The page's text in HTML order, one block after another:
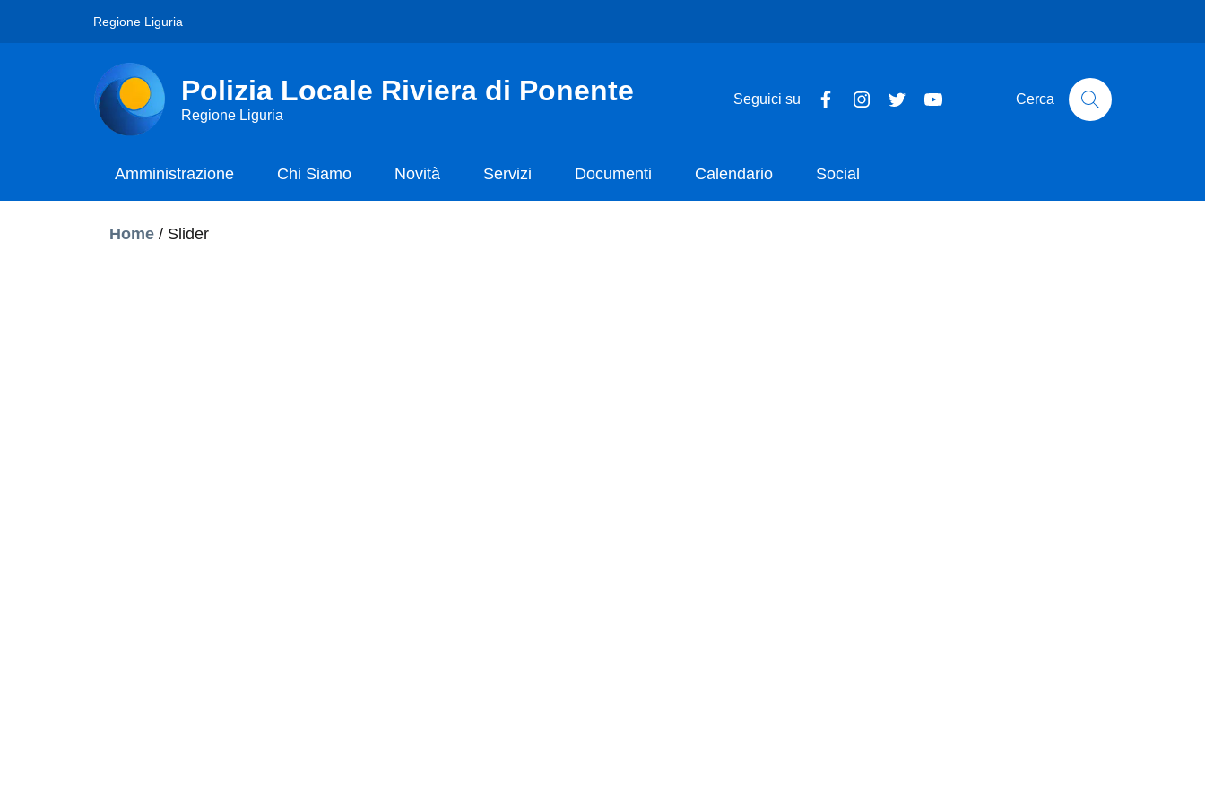
Regione Liguria
Polizia Locale Riviera di Ponente
Regione Liguria
Seguici su Cerca
Amministrazione Chi Siamo Novità Servizi Documenti Calendario Social
Home / Slider